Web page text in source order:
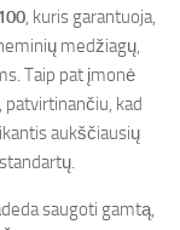
, kuris garantuoja,
medžiagų,
Taip pat įmonė
kad
aukščiausių
saugoti gamtą,